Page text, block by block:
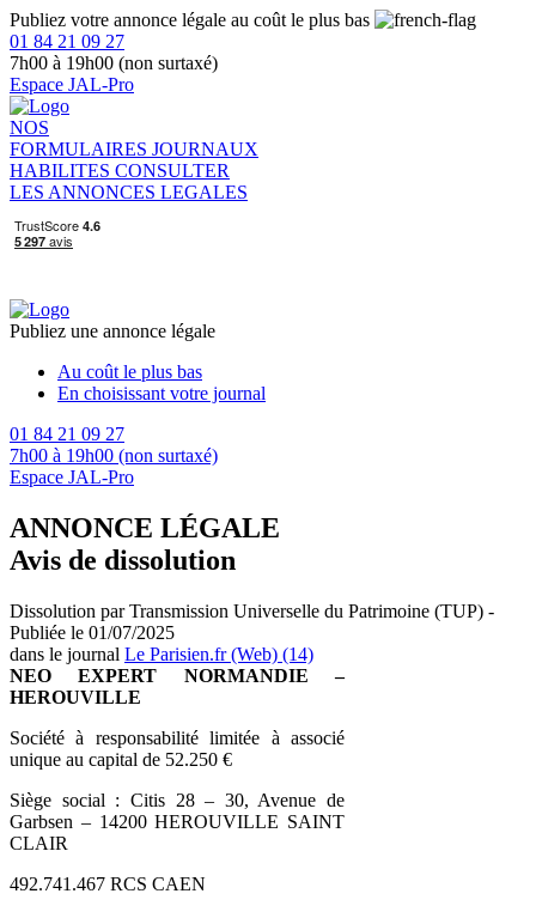
Publiez votre annonce légale au coût le plus bas
01 84 21 09 27
7h00 à 19h00 (non surtaxé)
Espace JAL-Pro
NOS
FORMULAIRES JOURNAUX
HABILITES CONSULTER
LES ANNONCES LEGALES
Publiez une annonce légale
Au coût le plus bas
En choisissant votre journal
01 84 21 09 27
7h00 à 19h00 (non surtaxé)
Espace JAL-Pro
ANNONCE LÉGALE
Avis de dissolution
Dissolution par Transmission Universelle du Patrimoine (TUP) -
Publiée le 01/07/2025
dans le journal Le Parisien.fr (Web) (14)
NEO EXPERT NORMANDIE –
HEROUVILLE
Société à responsabilité limitée à associé
unique au capital de 52.250 €
Siège social : Citis 28 – 30, Avenue de
Garbsen – 14200 HEROUVILLE SAINT
CLAIR
492.741.467 RCS CAEN